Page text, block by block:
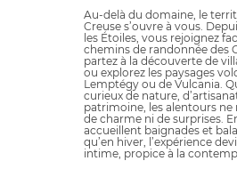
Au-delà du domaine, le
Creuse s’ouvre à vous.
les Étoiles, vous rejoignez
chemins de randonnée des
partez à la découverte de
ou explorez les paysages
Lemptégy ou de Vulcania.
curieux de nature,
patrimoine, les alentours
de charme ni de surprises.
accueillent baignades et
qu’en hiver, l’expérience
intime, propice à la